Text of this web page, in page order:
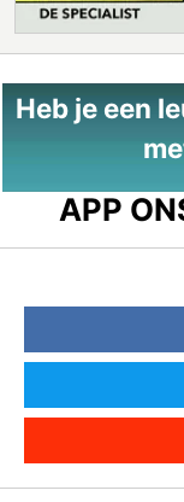
Heb je een
APP